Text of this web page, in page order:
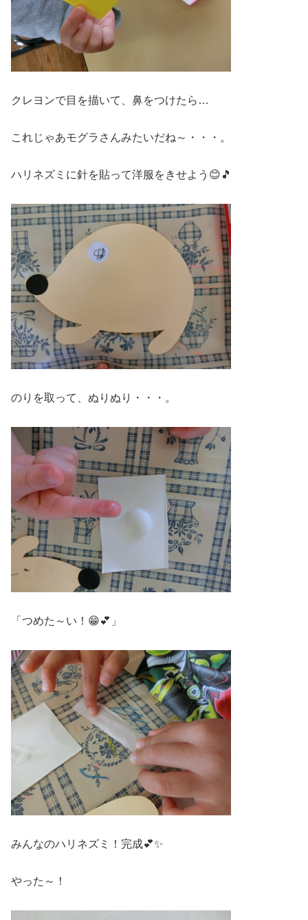
クレヨンで目を描いて、鼻をつけたら…
これじゃあモグラさんみたいだね～・・・。
ハリネズミに針を貼って洋服をきせよう😊🎵
のりを取って、ぬりぬり・・・。
「つめた～い！😁💕」
みんなのハリネズミ！完成💕✨
やった～！